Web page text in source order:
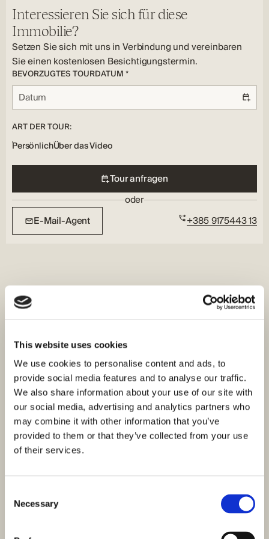
This website uses cookies
We use cookies to personalise content and ads, to
provide social media features and to analyse our traffic.
We also share information about your use of our site with
our social media, advertising and analytics partners who
may combine it with other information that you’ve
provided to them or that they’ve collected from your use
of their services.
Selection
Necessary
Sicherheitsmerkmale:
Alarmanlage
Fenster Typ:
PVC
Lagerung, Terrasse, Garage, Parken
Interessieren Sie sich für diese
Immobilie?
Setzen Sie sich mit uns in Verbindung und vereinbaren
Sie einen kostenlosen Besichtigungstermin.
BEVORZUGTES TOURDATUM *
ART DER TOUR:
PersönlichÜber das Video
Tour anfragen
oder
E-Mail-Agent
+385 9175443 13